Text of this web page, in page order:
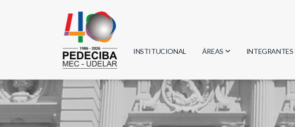
INSTITUCIONAL ÁREAS
Biología
Física
Geociencias
INTEGRANTES
Investigadores
Estudiantes
Egresados